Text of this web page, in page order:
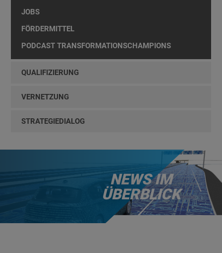
JOBS
FÖRDERMITTEL
PODCAST TRANSFORMATIONSCHAMPIONS
QUALIFIZIERUNG
VERNETZUNG
STRATEGIEDIALOG
NEWS IM
ÜBERBLICK